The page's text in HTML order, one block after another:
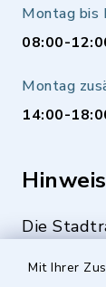
Mit Ihrer
Montag bis
08:00-
Montag
14:00-
Hinweis
Die